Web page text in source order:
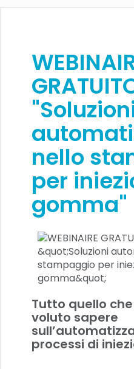
nello
per
gomma"
Tutto quello
voluto sapere
processi di